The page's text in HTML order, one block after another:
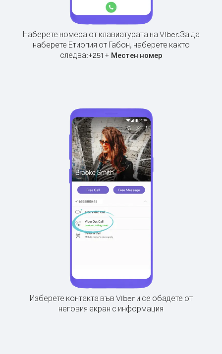
Наберете номера от клавиатурата на Viber.За да
наберете Етиопия от Габон, наберете както
следва:+251+ Местен номер
Изберете контакта във Viber и се обадете от
неговия екран с информация